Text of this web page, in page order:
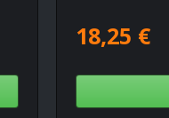
18,25 €